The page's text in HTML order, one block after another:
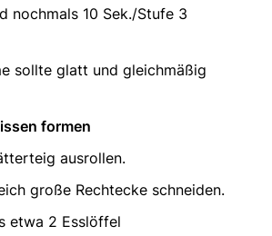
nochmals 10 Sek./Stufe 3
sollte glatt und gleichmäßig
formen
ausrollen.
große Rechtecke schneiden.
etwa 2 Esslöffel